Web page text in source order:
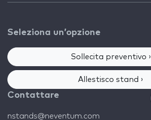
Seleziona un’opzione
Sollecita preventivo ›
Allestisco stand ›
Contattare
nstands@neventum.com